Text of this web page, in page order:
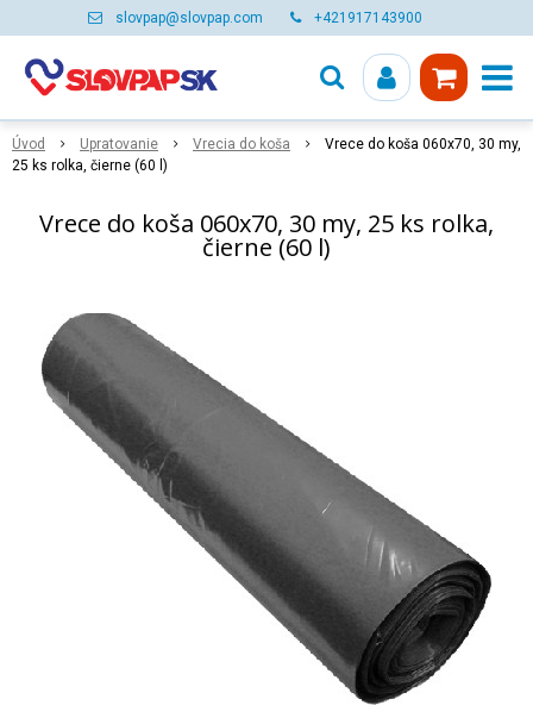
slovpap@slovpap.com +421917143900
Úvod Upratovanie Vrecia do koša
Vrece do koša 060x70, 30 my,
25 ks rolka, čierne (60 l)
Vrece do koša 060x70, 30 my, 25 ks rolka,
čierne (60 l)